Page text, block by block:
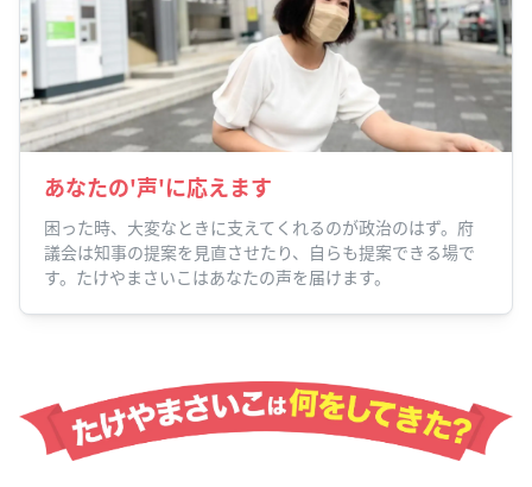
あなたの'声'に応えます
困った時、大変なときに支えてくれるのが政治のはず。府
議会は知事の提案を見直させたり、自らも提案できる場で
す。たけやまさいこはあなたの声を届けます。